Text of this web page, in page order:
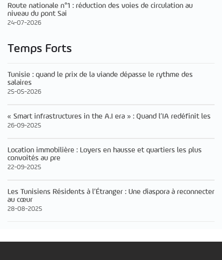
Route nationale n°1 : réduction des voies de circulation au
niveau du pont Sai
24-07-2026
Temps Forts
Tunisie : quand le prix de la viande dépasse le rythme des
salaires
25-05-2026
« Smart infrastructures in the A.I era » : Quand l’IA redéfinit les
26-09-2025
Location immobilière : Loyers en hausse et quartiers les plus
convoités au pre
22-09-2025
Les Tunisiens Résidents à l’Étranger : Une diaspora à reconnecter
au cœur
28-08-2025